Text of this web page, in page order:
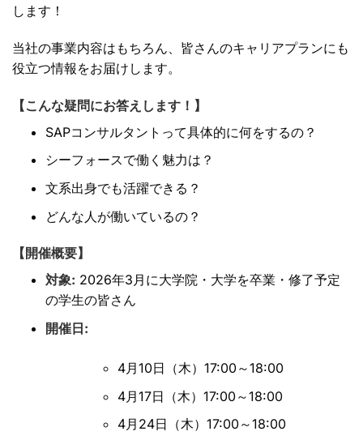
します！
当社の事業内容はもちろん、皆さんのキャリアプランにも
役立つ情報をお届けします。
【こんな疑問にお答えします！】
SAPコンサルタントって具体的に何をするの？
シーフォースで働く魅力は？
文系出身でも活躍できる？
どんな人が働いているの？
【開催概要】
対象: 2026年3月に大学院・大学を卒業・修了予定
の学生の皆さん
開催日:
4月10日（木）17:00～18:00
4月17日（木）17:00～18:00
4月24日（木）17:00～18:00